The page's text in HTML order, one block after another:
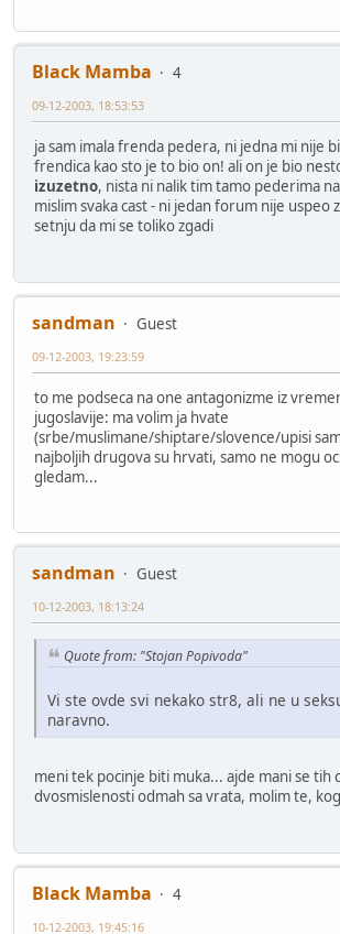
Black Mamba
4
09-12-2003, 18:53:53
ja sam imala frenda pedera, ni jedna mi nije
frendica kao sto je to bio on! ali on je bio
izuzetno, nista ni nalik tim tamo pederima
mislim svaka cast - ni jedan forum nije uspeo
setnju da mi se toliko zgadi
sandman
Guest
09-12-2003, 19:23:59
to me podseca na one antagonizme iz
jugoslavije: ma volim ja hvate
(srbe/muslimane/shiptare/slovence/upisi
najboljih drugova su hrvati, samo ne mogu
gledam...
sandman
Guest
10-12-2003, 18:13:24
Quote from: "Stojan Popivoda"
Vi ste ovde svi nekako str8, ali ne u
naravno.
meni tek pocinje biti muka... ajde mani se tih
dvosmislenosti odmah sa vrata, molim te,
Black Mamba
4
10-12-2003, 19:45:16